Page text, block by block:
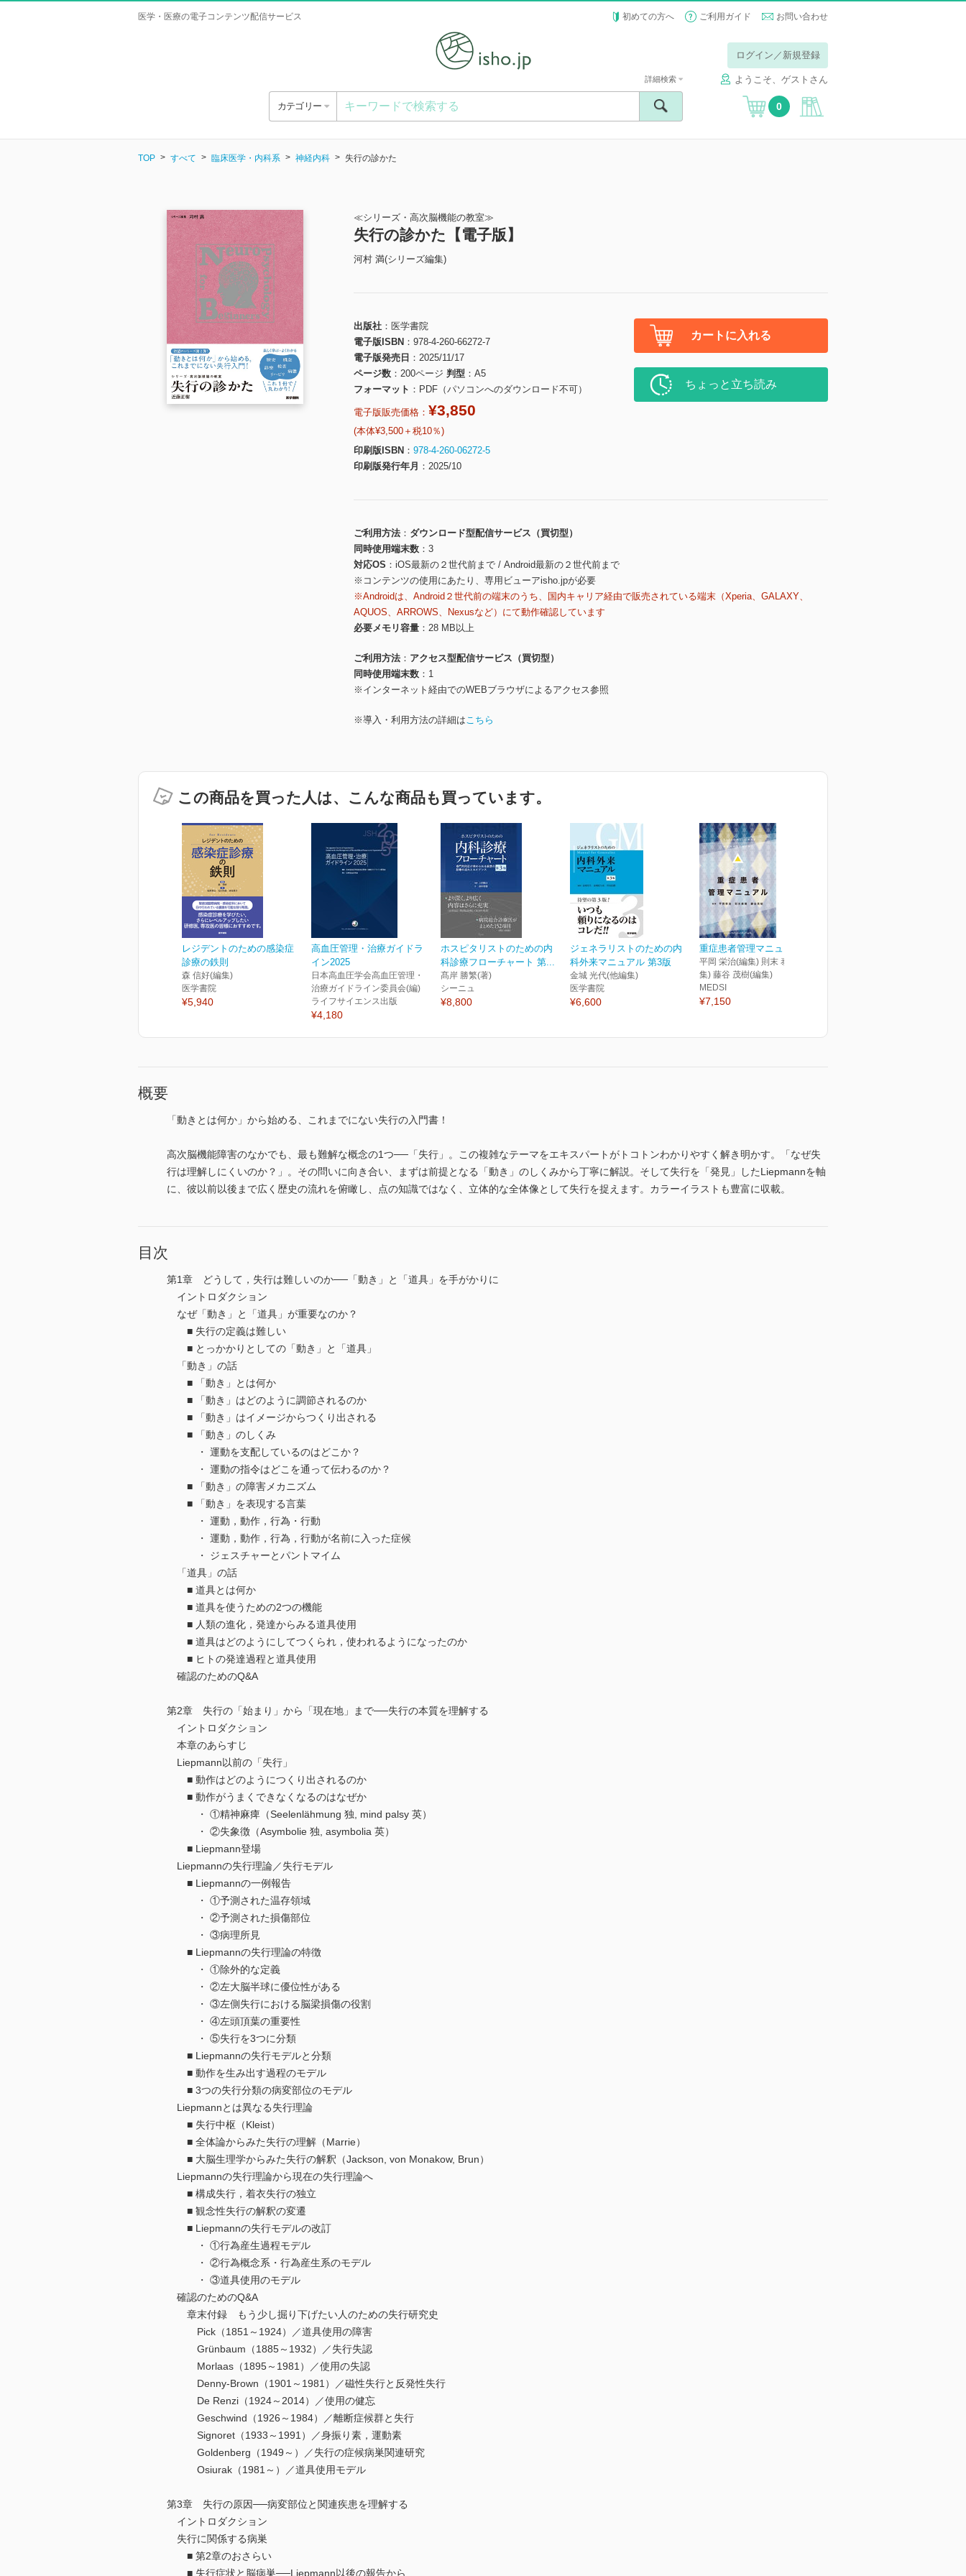
医学・医療の電子コンテンツ配信サービス 初めての方へ ご利用ガイド お問い合わせ
ログイン／新規登録
ようこそ、ゲストさん
カテゴリー
詳細検索
0
TOP すべて 臨床医学・内科系 神経内科 失行の診かた
≪シリーズ・高次脳機能の教室≫
失行の診かた【電子版】
河村 満(シリーズ編集)
出版社
医学書院
電子版ISBN
978-4-260-66272-7
電子版発売日
2025/11/17
ページ数
200ページ 判型
A5
フォーマット
PDF（パソコンへのダウンロード不可）
電子版販売価格： ¥3,850
(本体¥3,500＋税10％)
印刷版ISBN
978-4-260-06272-5
印刷版発行年月
2025/10
カートに入れる
ちょっと立ち読み
ご利用方法
ダウンロード型配信サービス（買切型）
同時使用端末数
3
対応OS
iOS最新の２世代前まで / Android最新の２世代前まで
※コンテンツの使用にあたり、専用ビューアisho.jpが必要
※Androidは、Android２世代前の端末のうち、国内キャリア経由で販売されている端末（Xperia、GALAXY、
AQUOS、ARROWS、Nexusなど）にて動作確認しています
必要メモリ容量
28 MB以上
ご利用方法
アクセス型配信サービス（買切型）
同時使用端末数
1
※インターネット経由でのWEBブラウザによるアクセス参照
※導入・利用方法の詳細はこちら
この商品を買った人は、こんな商品も買っています。
レジデントのための感染症
診療の鉄則
森 信好(編集)
医学書院
¥5,940
高血圧管理・治療ガイドラ
イン2025
日本高血圧学会高血圧管理・
治療ガイドライン委員会(編)
ライフサイエンス出版
¥4,180
ホスピタリストのための内
科診療フローチャート 第...
髙岸 勝繁(著)
シーニュ
¥8,800
ジェネラリストのための内
科外来マニュアル 第3版
金城 光代(他編集)
医学書院
¥6,600
重症患者管理マニュアル
平岡 栄治(編集) 則末 泰博(編
集) 藤谷 茂樹(編集)
MEDSI
¥7,150
概要
「動きとは何か」から始める、これまでにない失行の入門書！
高次脳機能障害のなかでも、最も難解な概念の1つ──「失行」。この複雑なテーマをエキスパートがトコトンわかりやすく解き明かす。「なぜ失
行は理解しにくいのか？」。その問いに向き合い、まずは前提となる「動き」のしくみから丁寧に解説。そして失行を「発見」したLiepmannを軸
に、彼以前以後まで広く歴史の流れを俯瞰し、点の知識ではなく、立体的な全体像として失行を捉えます。カラーイラストも豊富に収載。
目次
第1章 どうして，失行は難しいのか──「動き」と「道具」を手がかりに
イントロダクション
なぜ「動き」と「道具」が重要なのか？
■ 失行の定義は難しい
■ とっかかりとしての「動き」と「道具」
「動き」の話
■ 「動き」とは何か
■ 「動き」はどのように調節されるのか
■ 「動き」はイメージからつくり出される
■ 「動き」のしくみ
・ 運動を支配しているのはどこか？
・ 運動の指令はどこを通って伝わるのか？
■ 「動き」の障害メカニズム
■ 「動き」を表現する言葉
・ 運動，動作，行為・行動
・ 運動，動作，行為，行動が名前に入った症候
・ ジェスチャーとパントマイム
「道具」の話
■ 道具とは何か
■ 道具を使うための2つの機能
■ 人類の進化，発達からみる道具使用
■ 道具はどのようにしてつくられ，使われるようになったのか
■ ヒトの発達過程と道具使用
確認のためのQ&A
第2章 失行の「始まり」から「現在地」まで──失行の本質を理解する
イントロダクション
本章のあらすじ
Liepmann以前の「失行」
■ 動作はどのようにつくり出されるのか
■ 動作がうまくできなくなるのはなぜか
・ ①精神麻痺（Seelenlähmung 独, mind palsy 英）
・ ②失象徴（Asymbolie 独, asymbolia 英）
■ Liepmann登場
Liepmannの失行理論／失行モデル
■ Liepmannの一例報告
・ ①予測された温存領域
・ ②予測された損傷部位
・ ③病理所見
■ Liepmannの失行理論の特徴
・ ①除外的な定義
・ ②左大脳半球に優位性がある
・ ③左側失行における脳梁損傷の役割
・ ④左頭頂葉の重要性
・ ⑤失行を3つに分類
■ Liepmannの失行モデルと分類
■ 動作を生み出す過程のモデル
■ 3つの失行分類の病変部位のモデル
Liepmannとは異なる失行理論
■ 失行中枢（Kleist）
■ 全体論からみた失行の理解（Marrie）
■ 大脳生理学からみた失行の解釈（Jackson, von Monakow, Brun）
Liepmannの失行理論から現在の失行理論へ
■ 構成失行，着衣失行の独立
■ 観念性失行の解釈の変遷
■ Liepmannの失行モデルの改訂
・ ①行為産生過程モデル
・ ②行為概念系・行為産生系のモデル
・ ③道具使用のモデル
確認のためのQ&A
章末付録 もう少し掘り下げたい人のための失行研究史
Pick（1851～1924）／道具使用の障害
Grünbaum（1885～1932）／失行失認
Morlaas（1895～1981）／使用の失認
Denny-Brown（1901～1981）／磁性失行と反発性失行
De Renzi（1924～2014）／使用の健忘
Geschwind（1926～1984）／離断症候群と失行
Signoret（1933～1991）／身振り素，運動素
Goldenberg（1949～）／失行の症候病巣関連研究
Osiurak（1981～）／道具使用モデル
第3章 失行の原因──病変部位と関連疾患を理解する
イントロダクション
失行に関係する病巣
■ 第2章のおさらい
■ 失行症状と脳病巣──Liepmann以後の報告から